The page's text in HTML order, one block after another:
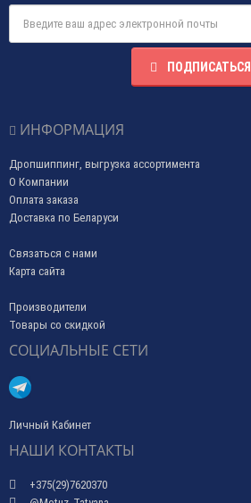
ПОДПИСАТЬСЯ
ИНФОРМАЦИЯ
Дропшиппинг, выгрузка ассортимента
О Компании
Оплата заказа
Доставка по Беларуси
Связаться с нами
Карта сайта
Производители
Товары со скидкой
СОЦИАЛЬНЫЕ СЕТИ
Личный Кабинет
НАШИ КОНТАКТЫ
+375(29)7620370